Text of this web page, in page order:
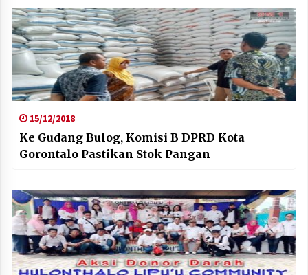
15/12/2018
Ke Gudang Bulog, Komisi B DPRD Kota
Gorontalo Pastikan Stok Pangan